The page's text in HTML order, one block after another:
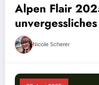
Alpen Flair
Südtiroler Alpen
Nicole Scherer